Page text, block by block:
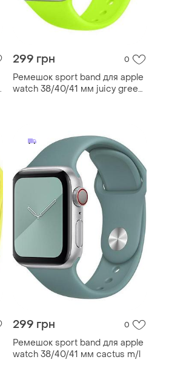
299 грн 0
Ремешок sport band для apple
watch 38/40/41 мм juicy green
299 грн 0
Ремешок sport band для apple
watch 38/40/41 мм cactus m/l